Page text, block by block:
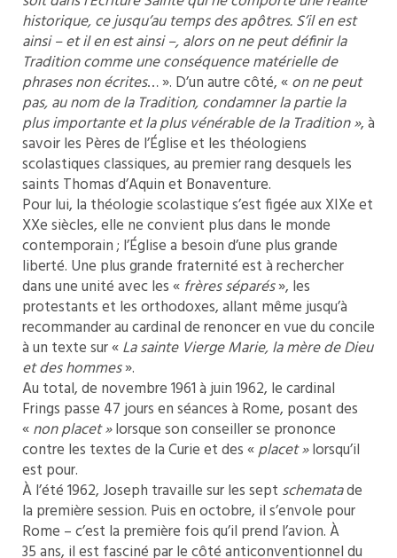
historique, ce jusqu’au temps des apôtres. S’il en est
ainsi – et il en est ainsi –, alors on ne peut définir la
Tradition comme une conséquence matérielle de
phrases non écrites… ». D’un autre côté, «on ne peut
pas, au nom de la Tradition, condamner la partie la
plus importante et la plus vénérable de la Tradition », à
savoir les Pères de l’Église et les théologiens
scolastiques classiques, au premier rang desquels les
saints Thomas d’Aquin et Bonaventure.
Pour lui, la théologie scolastique s’est figée aux XIXe et
XXe siècles, elle ne convient plus dans le monde
contemporain ; l’Église a besoin d’une plus grande
liberté. Une plus grande fraternité est à rechercher
dans une unité avec les « frères séparés», les
protestants et les orthodoxes, allant même jusqu’à
recommander au cardinal de renoncer en vue du concile
à un texte sur «La sainte Vierge Marie, la mère de Dieu
et des hommes».
Au total, de novembre 1961 à juin 1962, le cardinal
Frings passe 47 jours en séances à Rome, posant des
«non placet »lorsque son conseiller se prononce
contre les textes de la Curie et des «placet»lorsqu’il
est pour.
À l’été 1962, Joseph travaille sur les sept schematade
la première session. Puis en octobre, il s’envole pour
Rome – c’est la première fois qu’il prend l’avion. À
35 ans, il est fasciné par le côté anticonventionnel du